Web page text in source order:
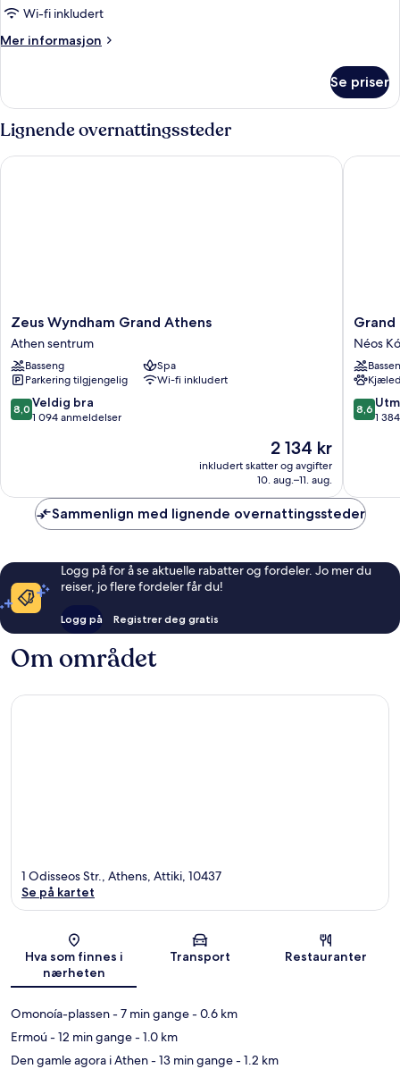
Wi-fi inkludert
Mer informasjon
Mer
Suite
Se priser
Lignende overnattingssteder
Zeus
Wyndham
Grand
Athens
Athen
sentrum
Zeus Wyndham Grand Athens
Athen sentrum
Basseng
Spa
Parkering tilgjengelig
Wi-fi inkludert
8.0
av
anmeldelser
8,0 Veldig bra
1 094 anmeldelser
Prisen
er
2 134 kr
2 134 kr
inkludert skatter og avgifter
10. aug.–11. aug.
Zeus Wyndham Grand Athens
Grand
Hyatt
Athens
Néos
Kósmos
Néos
8.6
av
8,6
1
Grand
Sammenlign med lignende overnattingssteder
Logg på for å se aktuelle rabatter og fordeler. Jo mer du
reiser, jo flere fordeler får du!
Logg på Registrer deg gratis
Om området
Kart
1 Odisseos Str., Athens, Attiki, 10437
Se på kartet
Hva som finnes i
nærheten
Transport Restauranter
Omonoía-plassen- 7 min gange- 0.6 km
Ermoú- 12 min gange- 1.0 km
Den gamle agora i Athen- 13 min gange- 1.2 km